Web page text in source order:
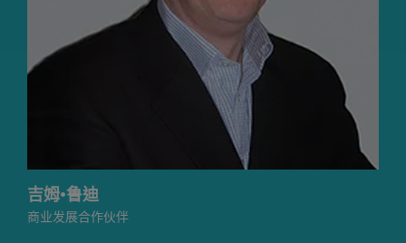
吉姆·鲁迪
商业发展合作伙伴